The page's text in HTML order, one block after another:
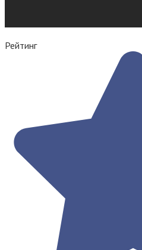
Рейтинг